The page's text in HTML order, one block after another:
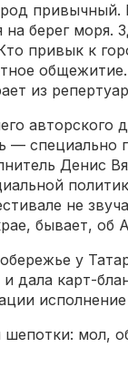
привычный.
на берег
привык к
из
авторского
— специально
Денис
не
бывает, об
у
дала карт-
мол,